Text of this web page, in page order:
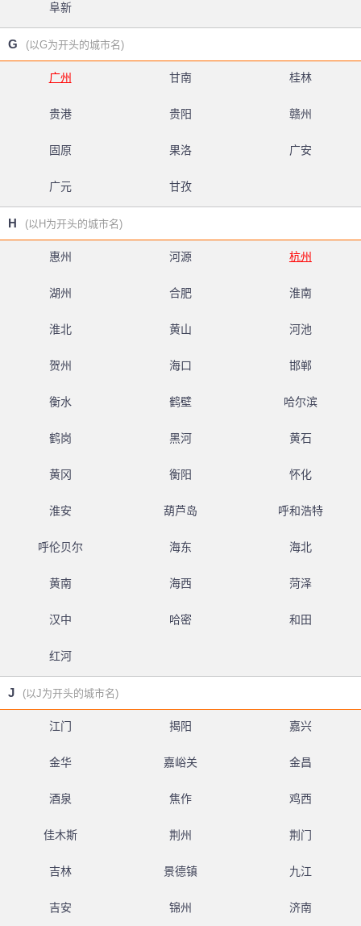
阜新
G (以G为开头的城市名)
广州 甘南 桂林
贵港 贵阳 赣州
固原 果洛 广安
广元 甘孜
H (以H为开头的城市名)
惠州 河源 杭州
湖州 合肥 淮南
淮北 黄山 河池
贺州 海口 邯郸
衡水 鹤壁 哈尔滨
鹤岗 黑河 黄石
黄冈 衡阳 怀化
淮安 葫芦岛 呼和浩特
呼伦贝尔 海东 海北
黄南 海西 菏泽
汉中 哈密 和田
红河
J (以J为开头的城市名)
江门 揭阳 嘉兴
金华 嘉峪关 金昌
酒泉 焦作 鸡西
佳木斯 荆州 荆门
吉林 景德镇 九江
吉安 锦州 济南